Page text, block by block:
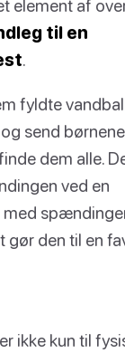
element af
til en
.
fyldte
send
dem alle.
ved en
med
gør den til en
ikke kun til